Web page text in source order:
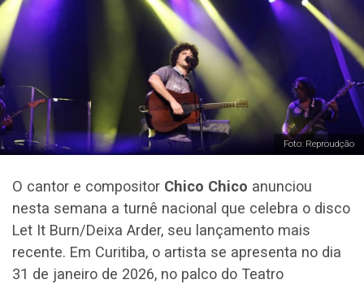
Foto: Reproudção
O cantor e compositor Chico Chico anunciou
nesta semana a turnê nacional que celebra o disco
Let It Burn/Deixa Arder, seu lançamento mais
recente. Em Curitiba, o artista se apresenta no dia
31 de janeiro de 2026, no palco do Teatro